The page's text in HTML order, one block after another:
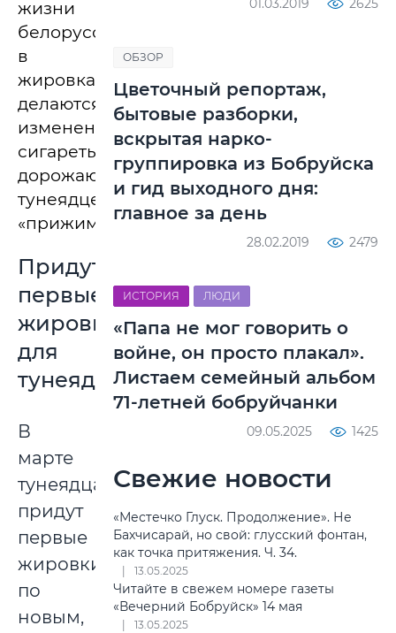
жизни
белорусов:
в
жировках
делаются
изменения,
сигареты
дорожают,
тунеядцев
«прижимают».
Придут
первые
жировки
для
тунеядцев
В
марте
тунеядцам
придут
первые
жировки
по
новым,
01.03.2019 2625
ОБЗОР
Цветочный репортаж,
бытовые разборки,
вскрытая нарко-
группировка из Бобруйска
и гид выходного дня:
главное за день
28.02.2019 2479
ИСТОРИЯ ЛЮДИ
«Папа не мог говорить о
войне, он просто плакал».
Листаем семейный альбом
71-летней бобруйчанки
09.05.2025 1425
Свежие новости
«Местечко Глуск. Продолжение». Не
Бахчисарай, но свой: глусский фонтан,
как точка притяжения. Ч. 34.
13.05.2025
Читайте в свежем номере газеты
«Вечерний Бобруйск» 14 мая
13.05.2025